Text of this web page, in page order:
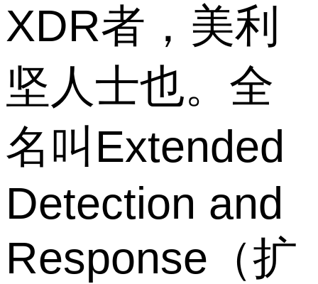
XDR者，美利
坚人士也。全
名叫Extended
Detection and
Response（扩